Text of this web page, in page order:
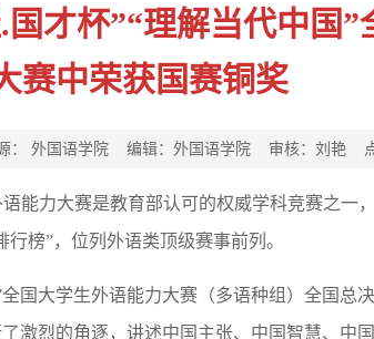
国才杯”“理解当代中国
赛中荣获国赛铜奖
： 外国语学院 编辑：外国语学院 审核：刘艳 点
能力大赛是教育部认可的权威学科竞赛之一
榜”，位列外语类顶级赛事前列。
国大学生外语能力大赛（多语种组）全国总
激烈的角逐，讲述中国主张、中国智慧、中